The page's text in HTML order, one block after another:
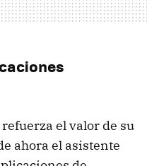
el valor de su
ahora el asistente